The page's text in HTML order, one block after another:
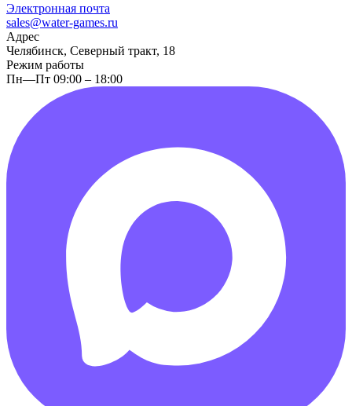
Электронная почта
sales@water-games.ru
Адрес
Челябинск, Северный тракт, 18
Режим работы
Пн—Пт 09:00 – 18:00